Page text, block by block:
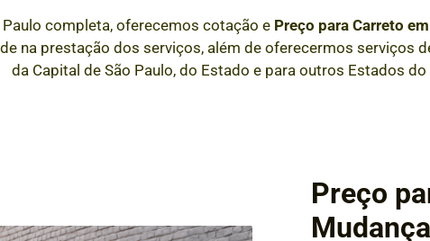
completa, oferecemos cotação e Preço para Carreto em
na prestação dos serviços, além de oferecermos serviços
da Capital de São Paulo, do Estado e para outros Estados do
Preço